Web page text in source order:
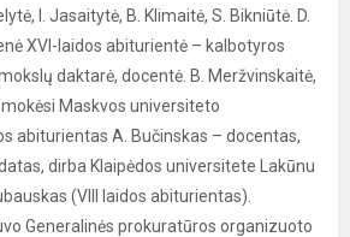
I. Jasaitytė, B. Klimaitė, S. Bikniūtė. D.
XVI-laidos abiturientė – kalbotyros
daktarė, docentė. B. Meržvinskaitė,
Maskvos universiteto
abiturientas A. Bučinskas – docentas,
dirba Klaipėdos universitete Lakūnu
(VIII laidos abiturientas).
Generalinės prokuratūros organizuoto